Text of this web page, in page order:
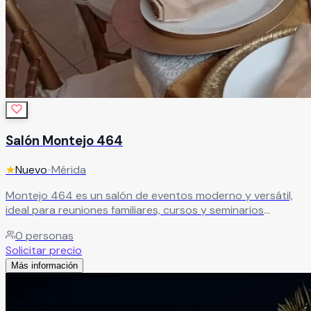
Salón Montejo 464
★Nuevo•Mérida
Montejo 464 es un salón de eventos moderno y versátil,
ideal para reuniones familiares, cursos y seminarios
cerradas, aire acondicionado, proyector, sonido y
mobiliario completo, ofreciendo un espacio cómodo y
funcional. Su ubicación privilegiada cerca de Paseo de
0 personas
Solicitar precio
Más información